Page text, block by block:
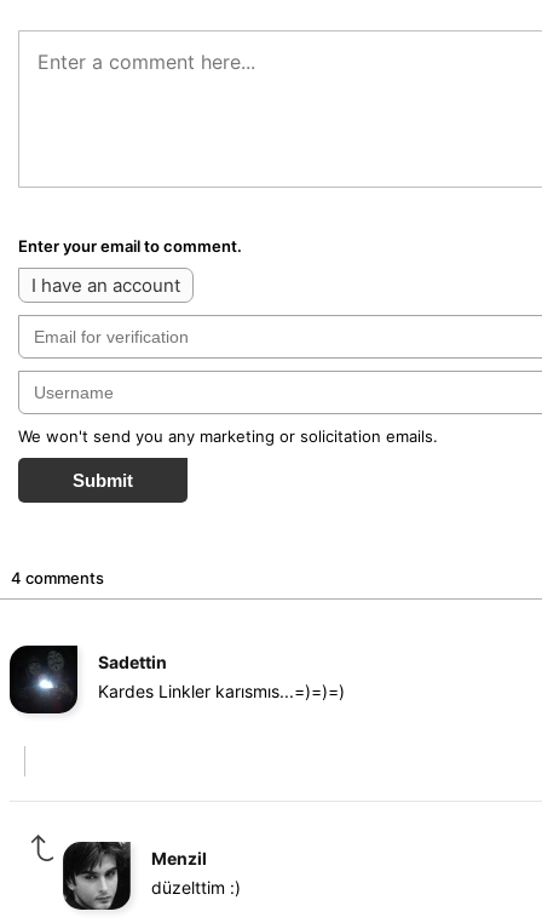
Enter your email to comment.
I have an account
We won't send you any marketing or solicitation emails.
Submit
4 comments
Sadettin
Kardes Linkler karısmıs...=)=)=)
Menzil
düzelttim :)